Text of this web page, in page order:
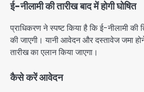
ई-नीलामी की तारीख बाद में होगी घोषित
प्राधिकरण ने स्पष्ट किया है कि ई-नीलामी
की जाएगी। यानी आवेदन और दस्तावेज जमा
तारीख का एलान किया जाएगा।
कैसे करें आवेदन